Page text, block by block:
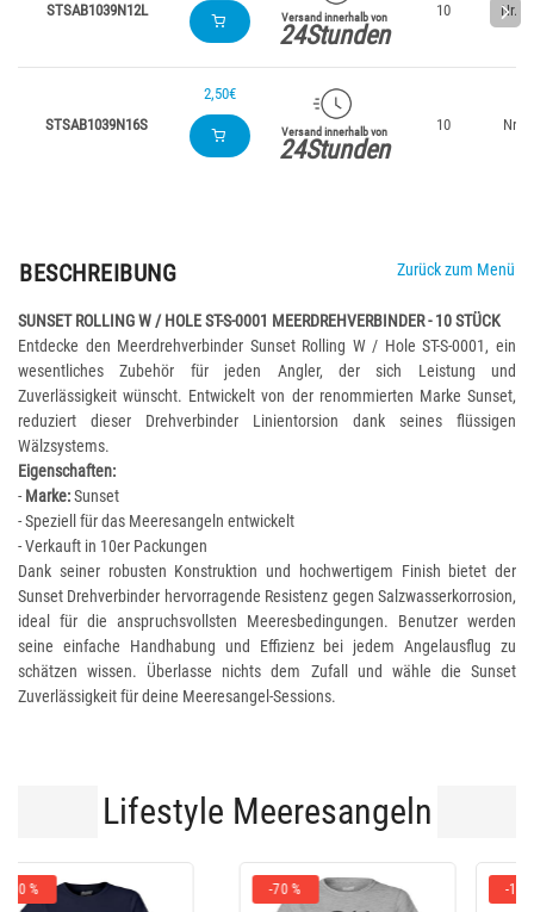
STSAB1039N12L Versand innerhalb von
24Stunden
10 Nr. 12
STSAB1039N16S
2,50€
Versand innerhalb von
24Stunden
10 Nr.16
BESCHREIBUNG Zurück zum Menü
SUNSET ROLLING W / HOLE ST-S-0001 MEERDREHVERBINDER - 10 STÜCK
Entdecke den Meerdrehverbinder Sunset Rolling W / Hole ST-S-0001, ein
wesentliches Zubehör für jeden Angler, der sich Leistung und
Zuverlässigkeit wünscht. Entwickelt von der renommierten Marke Sunset,
reduziert dieser Drehverbinder Linientorsion dank seines flüssigen
Wälzsystems.
Eigenschaften:
-Marke:Sunset
- Speziell für das Meeresangeln entwickelt
- Verkauft in 10er Packungen
Dank seiner robusten Konstruktion und hochwertigem Finish bietet der
Sunset Drehverbinder hervorragende Resistenz gegen Salzwasserkorrosion,
ideal für die anspruchsvollsten Meeresbedingungen. Benutzer werden
seine einfache Handhabung und Effizienz bei jedem Angelausflug zu
schätzen wissen. Überlasse nichts dem Zufall und wähle die Sunset
Zuverlässigkeit für deine Meeresangel-Sessions.
Lifestyle Meeresangeln
-10 %